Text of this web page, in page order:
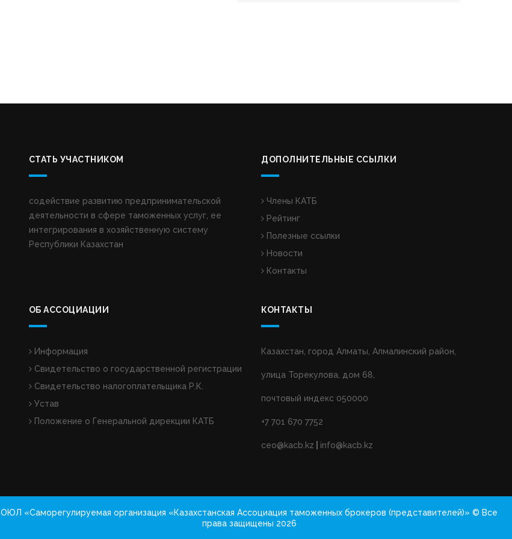
СТАТЬ УЧАСТНИКОМ
содействие развитию предпринимательской
деятельности в сфере таможенных услуг, ее
интегрирования в хозяйственную систему
Республики Казахстан
ДОПОЛНИТЕЛЬНЫЕ ССЫЛКИ
Члены КАТБ
Рейтинг
Полезные ссылки
Новости
Контакты
ОБ АССОЦИАЦИИ
Информация
Свидетельство о государственной регистрации
Свидетельство налогоплательщика Р.К.
Устав
Положение о Генеральной дирекции КАТБ
КОНТАКТЫ
Казахстан, город Алматы, Алмалинский район,
улица Торекулова, дом 68,
почтовый индекс 050000
+7 701 670 7752
ceo@kacb.kz info@kacb.kz
ОЮЛ «Саморегулируемая организация «Казахстанская Ассоциация таможенных брокеров (представителей)» © Все
права защищены 2026